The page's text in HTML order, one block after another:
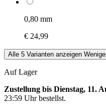
0,80 mm
€ 24,99
Alle 5 Varianten anzeigen
Auf Lager
Zustellung bis Dienstag, 11.
23:59 Uhrbestellst.